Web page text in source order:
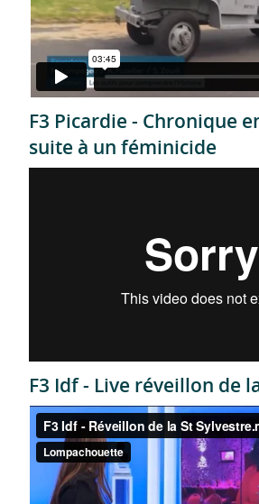
F3 Picardie - Chronique
suite à un féminicide
F3 Idf - Live réveillon de